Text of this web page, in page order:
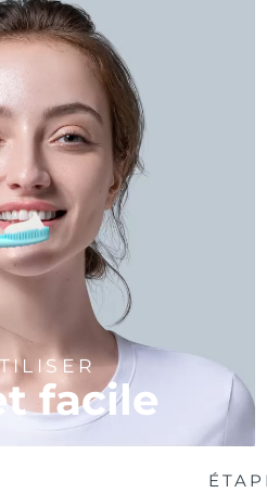
facile